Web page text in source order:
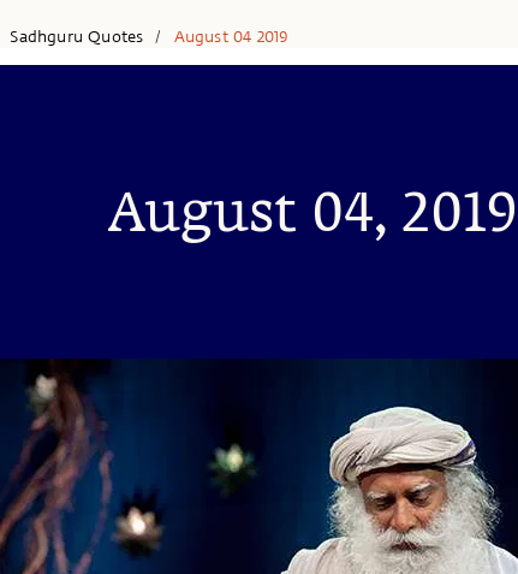
Sadhguru Quotes / August 04 2019
August 04, 2019